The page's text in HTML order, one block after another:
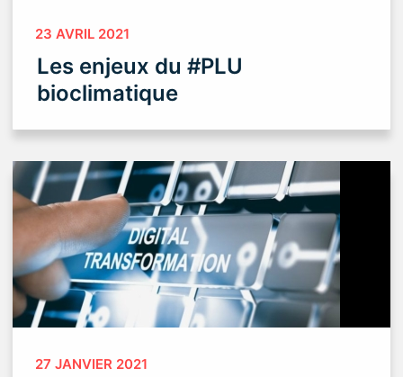
23 AVRIL 2021
Les enjeux du #PLU
bioclimatique
27 JANVIER 2021